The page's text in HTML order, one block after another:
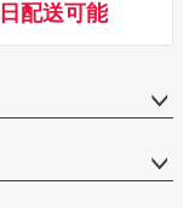
配送可能